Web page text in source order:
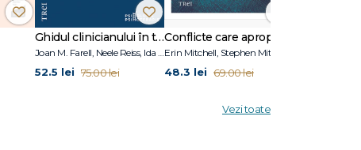
Ghidul clinicianului în terapia schemelor
Joan M. Farell, Neele Reiss, Ida A.Show
52.5 lei 75.00 lei
Conflicte care apropie
Erin Mitchell, Stephen Mitchell
48.3 lei 69.00 lei
Vezi toate